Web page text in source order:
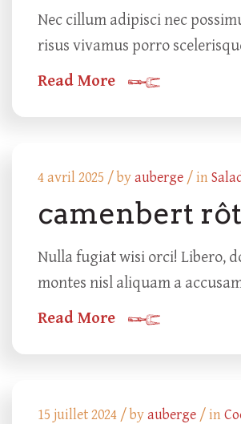
Nec cillum adipisci nec
risus vivamus porro
Read More
4 avril 2025 /byauberge / in
camenbert
Nulla fugiat wisi orci! Libero,
montes nisl aliquam a
Read More
15 juillet 2024 /byauberge / in